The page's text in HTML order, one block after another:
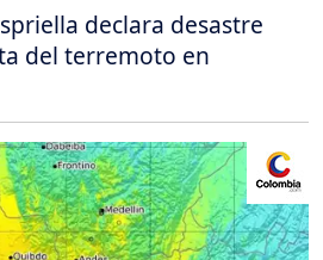
declara desastre
del terremoto en